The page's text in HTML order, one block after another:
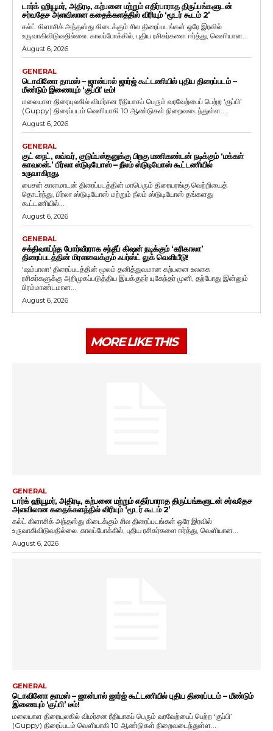
டார்க் ஹியூமர், அதிரடி, கற்பனை மற்றும் எதிர்பாராத திருப்பங்களுடன்
சர்வதேச அளவிலான கதைக்களத்தில் விரியும் ‘மூடர் கூடம் 2’
கல்ட் கிளாசிக் அந்தஸ்து கிடைக்கும் சில திரைப்படங்கள் ஒரே இரவில்
உருவாகிவிடுவதில்லை. காலப்போக்கில், புதிய ரசிகர்களை ஈர்த்து, வெளியான...
August 6, 2026
GENERAL
டொவினோ தாமஸ் – ஜான்பால் ஜார்ஜ் கூட்டணியில் புதிய திரைப்படம் –
மீண்டும் இணையும் ‘குப்பி’ டீம்!
மலையாள திரையுலகில் விமர்சன ரீதியாகப் பெரும் வரவேற்பைப் பெற்ற ‘குப்பி’
(Guppy) திரைப்படம் வெளியாகி 10 ஆண்டுகள் நிறைவடைந்துள்ள...
August 6, 2026
GENERAL
குட் நைட், லவ்வர், குடும்பஸ்தனுக்கு பிறகு மணிகண்டன் நடிக்கும் ‘மக்கள்
காவலன்.’ பிர்லா ஸ்டுடியோஸ் – நீலம் ஸ்டுடியோஸ் கூட்டணியில்
உருவாகிறது.
பைசன் காளமாடன் திரைப்படத்தின் மாபெரும் திரையரங்கு வெற்றியைத்
தொடர்ந்து, பிர்லா ஸ்டுடியோஸ் மற்றும் நீலம் ஸ்டுடியோஸ் தங்களது
கூட்டணியில்...
August 6, 2026
GENERAL
சக்திவாய்ந்த போர்வீரராக சந்தீப் கிஷன் நடிக்கும் ‘கரிகாலா’
திரைப்படத்தின் மிரளவைக்கும் ஃபர்ஸ்ட் லுக் வெளியீடு!
'ஷம்பாலா' திரைப்படத்தின் மூலம் தனித்துவமான கற்பனை உலகை
ரசிகர்களுக்கு அறிமுகப்படுத்திய இயக்குநர் யுகேந்தர் முனி, தற்போது இன்னும்
பிரம்மாண்டமான...
August 6, 2026
MORE LIKE THIS
GENERAL
டார்க் ஹியூமர், அதிரடி, கற்பனை மற்றும் எதிர்பாராத திருப்பங்களுடன் சர்வதேச
அளவிலான கதைக்களத்தில் விரியும் ‘மூடர் கூடம் 2’
கல்ட் கிளாசிக் அந்தஸ்து கிடைக்கும் சில திரைப்படங்கள் ஒரே இரவில்
உருவாகிவிடுவதில்லை. காலப்போக்கில், புதிய ரசிகர்களை ஈர்த்து, வெளியான...
August 6, 2026
GENERAL
டொவினோ தாமஸ் – ஜான்பால் ஜார்ஜ் கூட்டணியில் புதிய திரைப்படம் – மீண்டும்
இணையும் ‘குப்பி’ டீம்!
மலையாள திரையுலகில் விமர்சன ரீதியாகப் பெரும் வரவேற்பைப் பெற்ற ‘குப்பி’
(Guppy) திரைப்படம் வெளியாகி 10 ஆண்டுகள் நிறைவடைந்துள்ள...